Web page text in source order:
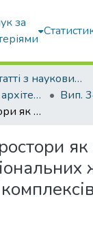
за
Вибрані статті з наукових збірників КНУБА
Сучасні проблеми архітектури та містобудування
Вип.
Громадські простори як складова багатофункціональних житлово-громадських комплексів